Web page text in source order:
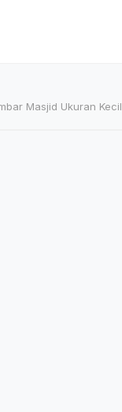
Masjid Ukuran